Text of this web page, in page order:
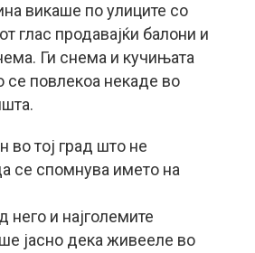
викаше по улиците со
глас продавајќи балони и
Ги снема и кучињата
се повлекоа некаде во
во тој град што не
се спомнува името на
него и најголемите
јасно дека живееле во